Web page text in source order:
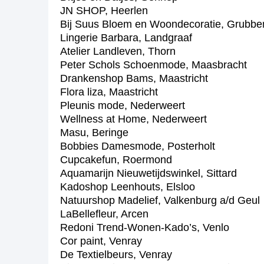
JN SHOP, Heerlen
Bij Suus Bloem en Woondecoratie,
Lingerie Barbara, Landgraaf
Atelier Landleven, Thorn
Peter Schols Schoenmode, Maasbracht
Drankenshop Bams, Maastricht
Flora liza, Maastricht
Pleunis mode, Nederweert
Wellness at Home, Nederweert
Masu, Beringe
Bobbies Damesmode, Posterholt
Cupcakefun, Roermond
Aquamarijn Nieuwetijdswinkel, Sittard
Kadoshop Leenhouts, Elsloo
Natuurshop Madelief, Valkenburg a/d Geul
LaBellefleur, Arcen
Redoni Trend-Wonen-Kado’s, Venlo
Cor paint, Venray
De Textielbeurs, Venray